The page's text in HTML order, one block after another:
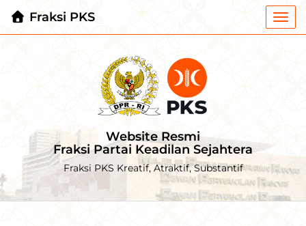
Fraksi PKS
Website Resmi
Fraksi Partai Keadilan Sejahtera
Fraksi PKS Kreatif, Atraktif, Substantif